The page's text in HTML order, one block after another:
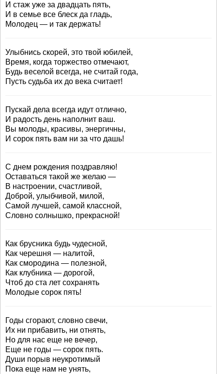
И стаж уже за двадцать пять,
И в семье все блеск да гладь,
Молодец — и так держать!
Улыбнись скорей, это твой юбилей,
Время, когда торжество отмечают,
Будь веселой всегда, не считай года,
Пусть судьба их до века считает!
Пускай дела всегда идут отлично,
И радость день наполнит ваш.
Вы молоды, красивы, энергичны,
И сорок пять вам ни за что дашь!
С днем рождения поздравляю!
Оставаться такой же желаю —
В настроении, счастливой,
Доброй, улыбчивой, милой,
Самой лучшей, самой классной,
Словно солнышко, прекрасной!
Как брусника будь чудесной,
Как черешня — налитой,
Как смородина — полезной,
Как клубника — дорогой,
Чтоб до ста лет сохранять
Молодые сорок пять!
Годы сгорают, словно свечи,
Их ни прибавить, ни отнять,
Но для нас еще не вечер,
Еще не годы — сорок пять.
Души порыв неукротимый
Пока еще нам не унять,